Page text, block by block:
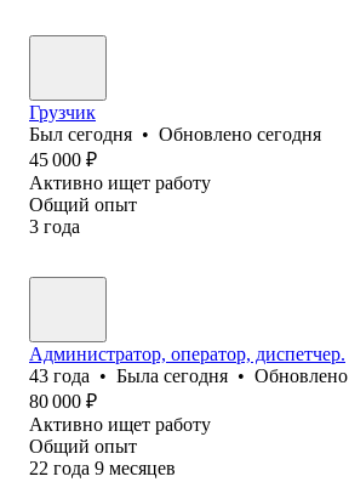
Грузчик
Был сегодня • Обновлено сегодня
45 000 ₽
Активно ищет работу
Общий опыт
3 года
Администратор, оператор, диспетчер.
43 года • Была сегодня • Обновлено
80 000 ₽
Активно ищет работу
Общий опыт
22 года 9 месяцев